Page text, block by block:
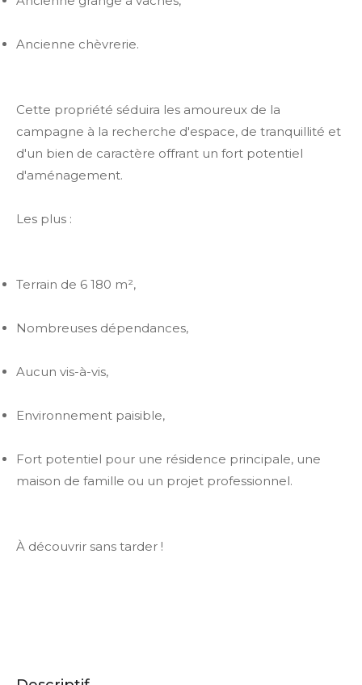
Ancienne chèvrerie.
Cette propriété séduira les amoureux de la
campagne à la recherche d'espace, de tranquillité et
d'un bien de caractère offrant un fort potentiel
d'aménagement.
Les plus :
Terrain de 6 180 m²,
Nombreuses dépendances,
Aucun vis-à-vis,
Environnement paisible,
Fort potentiel pour une résidence principale, une
maison de famille ou un projet professionnel.
À découvrir sans tarder !